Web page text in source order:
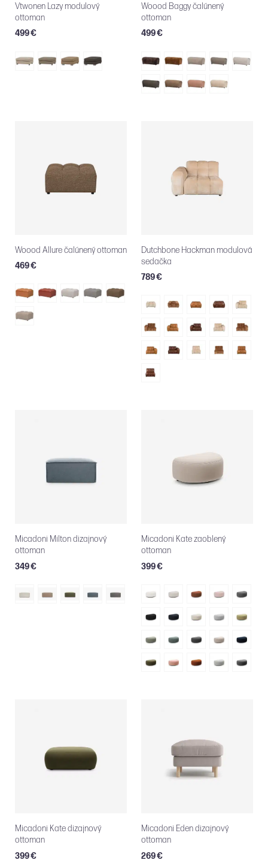
Vtwonen Lazy modulový
ottoman
499 €
Woood Baggy čalúnený
ottoman
499 €
Woood Allure čalúnený ottoman
469 €
Dutchbone Hackman modulová
sedačka
789 €
Micadoni Milton dizajnový
ottoman
349 €
Micadoni Kate zaoblený
ottoman
399 €
Micadoni Kate dizajnový
ottoman
399 €
Micadoni Eden dizajnový
ottoman
269 €